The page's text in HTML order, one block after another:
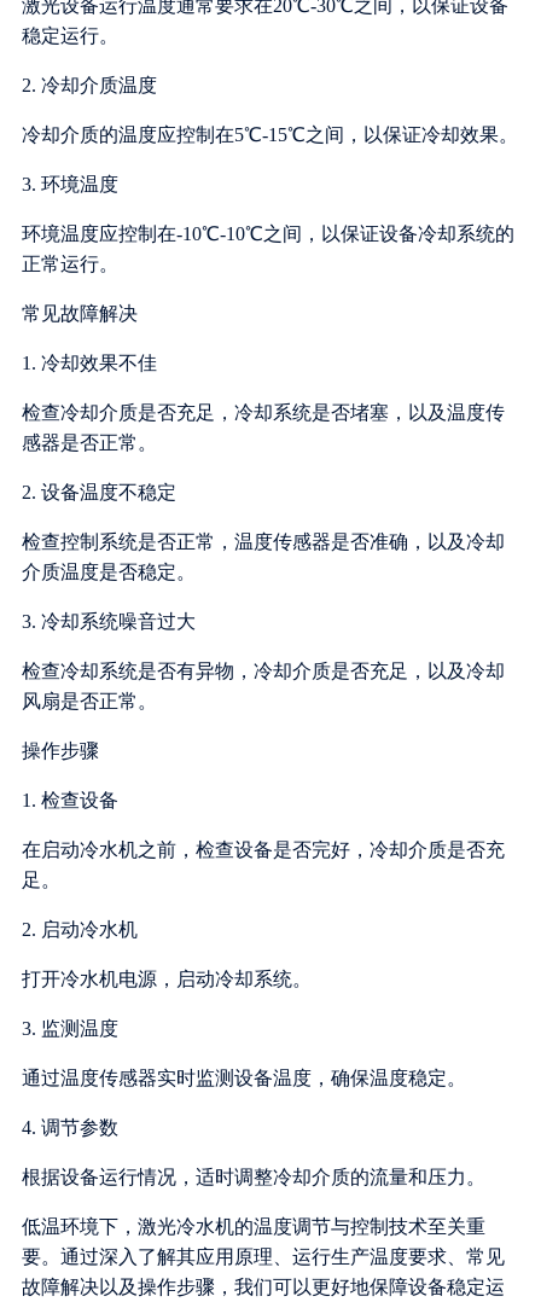
激光设备运行温度通常要求在20℃-30℃之间，以保证设备
稳定运行。
2. 冷却介质温度
冷却介质的温度应控制在5℃-15℃之间，以保证冷却效果。
3. 环境温度
环境温度应控制在-10℃-10℃之间，以保证设备冷却系统的
正常运行。
常见故障解决
1. 冷却效果不佳
检查冷却介质是否充足，冷却系统是否堵塞，以及温度传
感器是否正常。
2. 设备温度不稳定
检查控制系统是否正常，温度传感器是否准确，以及冷却
介质温度是否稳定。
3. 冷却系统噪音过大
检查冷却系统是否有异物，冷却介质是否充足，以及冷却
风扇是否正常。
操作步骤
1. 检查设备
在启动冷水机之前，检查设备是否完好，冷却介质是否充
足。
2. 启动冷水机
打开冷水机电源，启动冷却系统。
3. 监测温度
通过温度传感器实时监测设备温度，确保温度稳定。
4. 调节参数
根据设备运行情况，适时调整冷却介质的流量和压力。
低温环境下，激光冷水机的温度调节与控制技术至关重
要。通过深入了解其应用原理、运行生产温度要求、常见
故障解决以及操作步骤，我们可以更好地保障设备稳定运